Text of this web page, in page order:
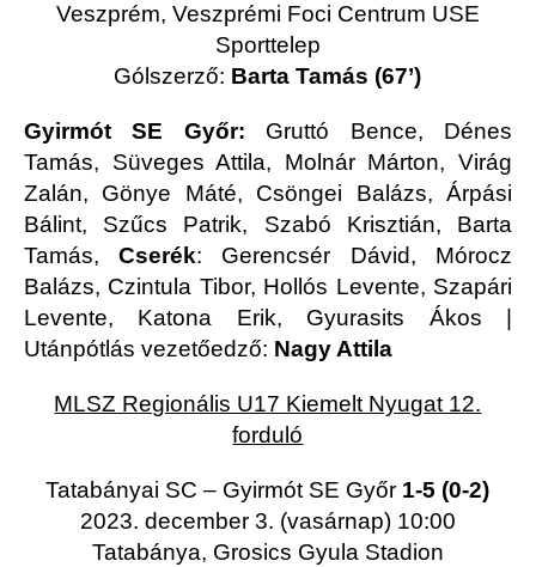
Veszprém, Veszprémi Foci Centrum USE
Sporttelep
Gólszerző: Barta Tamás (67’)
Gyirmót SE Győr: Gruttó Bence, Dénes
Tamás, Süveges Attila, Molnár Márton, Virág
Zalán, Gönye Máté, Csöngei Balázs, Árpási
Bálint, Szűcs Patrik, Szabó Krisztián, Barta
Tamás, Cserék: Gerencsér Dávid, Mórocz
Balázs, Czintula Tibor, Hollós Levente, Szapári
Levente, Katona Erik, Gyurasits Ákos |
Utánpótlás vezetőedző: Nagy Attila
MLSZ Regionális U17 Kiemelt Nyugat 12.
forduló
Tatabányai SC – Gyirmót SE Győr 1-5 (0-2)
2023. december 3. (vasárnap) 10:00
Tatabánya, Grosics Gyula Stadion